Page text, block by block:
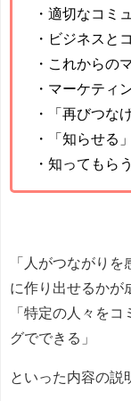
・適切なコミ
・ビジネスと
・これからの
・マーケティ
・「再びつな
・「知らせる
・知ってもら
「人がつながり
に作り出せるかが
「特定の人々を
グでできる」
といった内容の説